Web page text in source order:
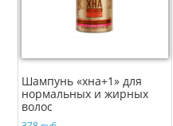
Шампунь «хна+1» для
нормальных и жирных
волос